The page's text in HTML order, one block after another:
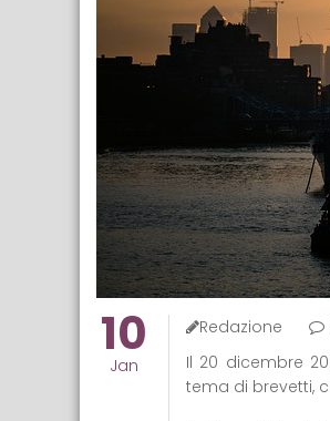
10
Jan
Redazione
Il 20 dicembre
tema di brevetti,